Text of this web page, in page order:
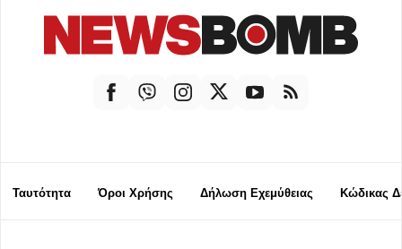
Ταυτότητα Όροι Χρήσης Δήλωση Εχεμύθειας Κώδικας